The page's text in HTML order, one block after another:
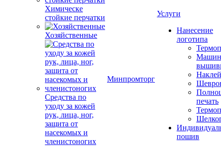
Химическе
стойкие перчатки
Хозяйственные
Средства по
уходу за кожей
рук, лица, ног,
защита от
насекомых и
членистоногих
Минпромторг
Услуги
Нанесение
логотипа
печать
пошив